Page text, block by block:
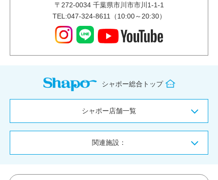
〒 272-0034千葉県市川市市川1-1-1
TEL:047-324-8611（10:00～20:30）
シャポー総合トップ
シャポー店舗一覧
関連施設：